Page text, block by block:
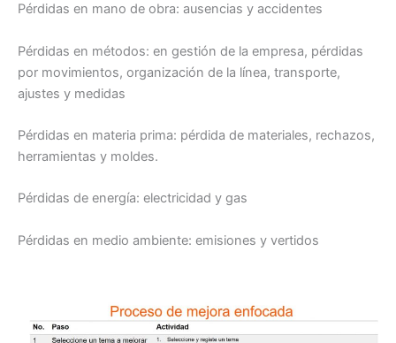
Pérdidas en mano de obra: ausencias y accidentes
Pérdidas en métodos: en gestión de la empresa, pérdidas
por movimientos, organización de la línea, transporte,
ajustes y medidas
Pérdidas en materia prima: pérdida de materiales, rechazos,
herramientas y moldes.
Pérdidas de energía: electricidad y gas
Pérdidas en medio ambiente: emisiones y vertidos